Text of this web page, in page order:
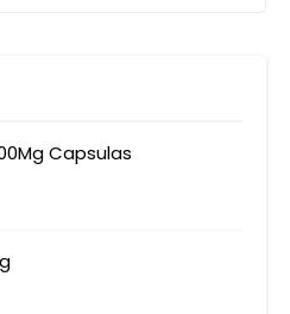
Capsulas